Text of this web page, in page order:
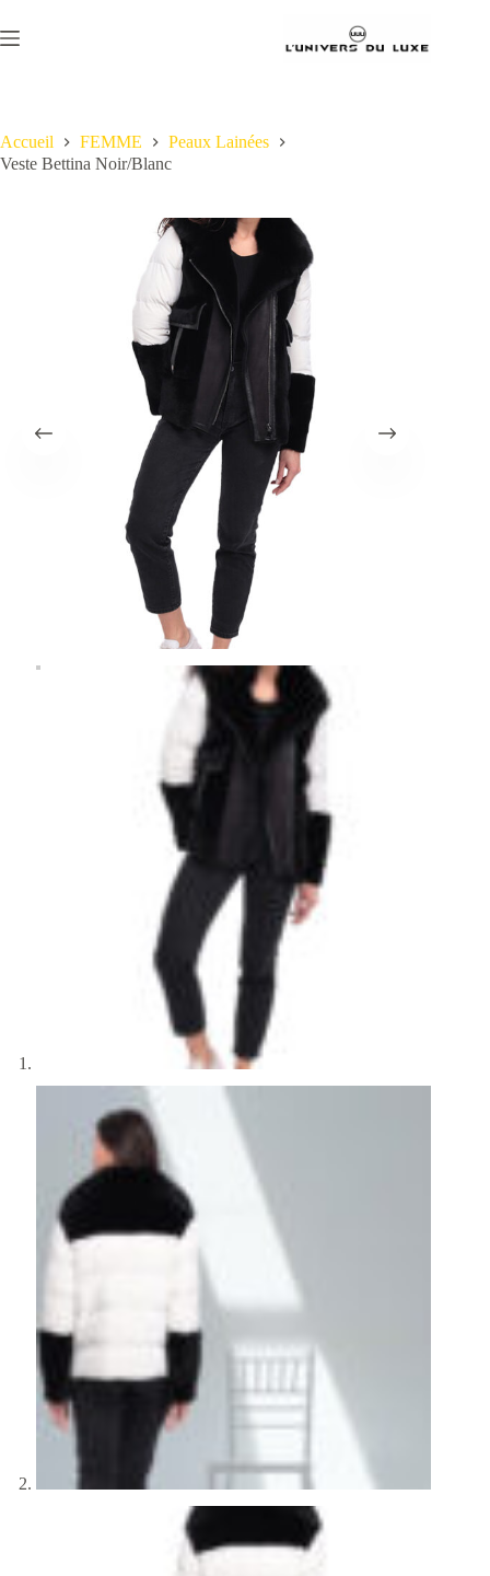
au
contenu
Accueil FEMME
Peaux Lainées
Veste Bettina Noir/Blanc